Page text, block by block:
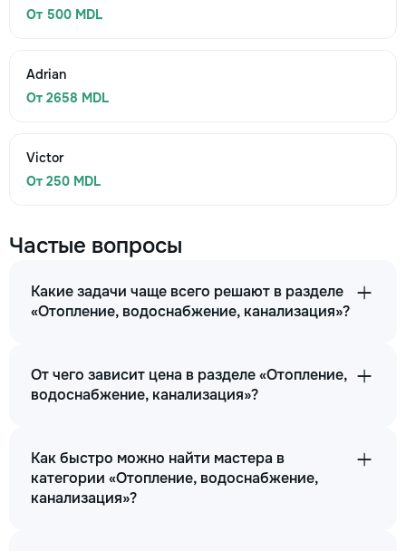
От 500 MDL
Adrian
От 2658 MDL
Victor
От 250 MDL
Частые вопросы
Какие задачи чаще всего решают в разделе
«Отопление, водоснабжение, канализация»?
От чего зависит цена в разделе «Отопление,
водоснабжение, канализация»?
Как быстро можно найти мастера в
категории «Отопление, водоснабжение,
канализация»?